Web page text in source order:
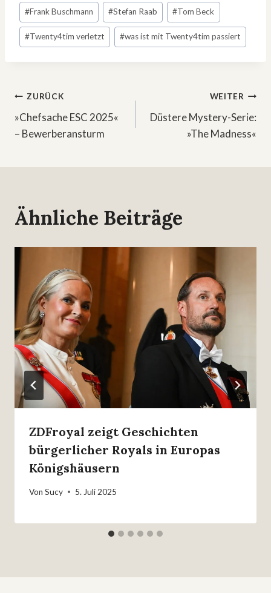
#Frank Buschmann #Stefan Raab #Tom Beck
#Twenty4tim verletzt #was ist mit Twenty4tim passiert
Beitragsnavigation
ZURÜCK
»Chefsache ESC 2025«
– Bewerberansturm
WEITER
Düstere Mystery-Serie:
»The Madness«
Ähnliche Beiträge
ZDFroyal zeigt Geschichten
bürgerlicher Royals in Europas
Königshäusern
Von Sucy 5. Juli 2025